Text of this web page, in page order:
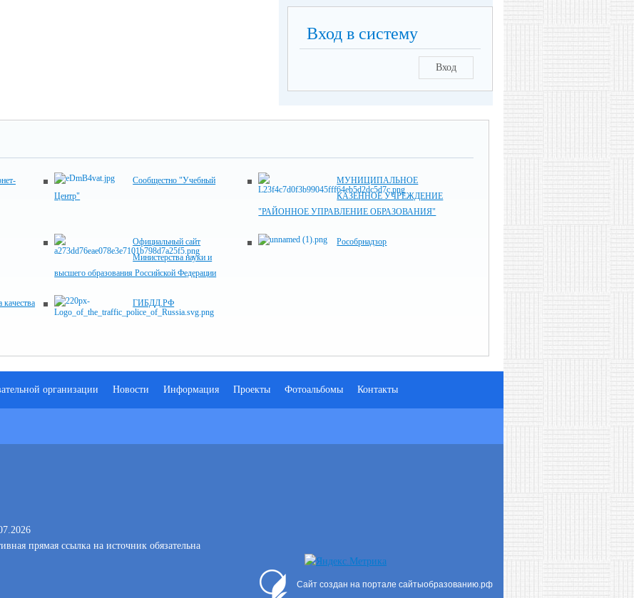
Вход в систему
Вход
Сообщестно "Учебный
Центр"
МУНИЦИПАЛЬНОЕ
КАЗЕННОЕ УЧРЕЖДЕНИЕ
"РАЙОННОЕ УПРАВЛЕНИЕ ОБРАЗОВАНИЯ"
Официальный сайт
Министерства науки и
высшего образования Российской Федерации
Рособрнадзор
качества
ГИБДД.РФ
организации Новости Информация Проекты Фотоальбомы Контакты
прямая ссылка на источник обязательна
Сайт создан на портале сайтыобразованию.рф